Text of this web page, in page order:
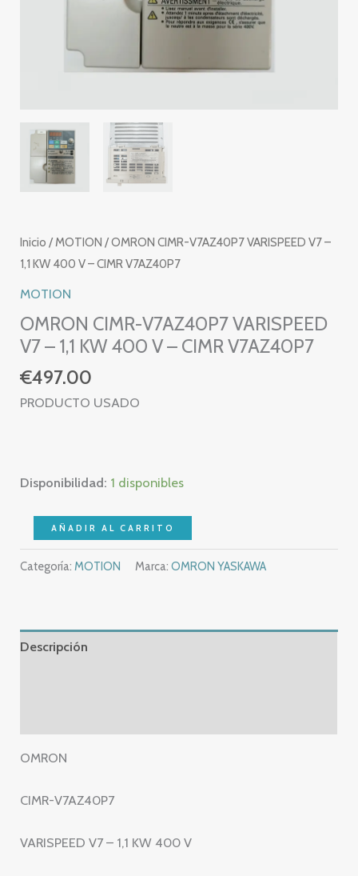
Inicio /MOTION / OMRON CIMR-V7AZ40P7 VARISPEED V7 –
1,1 KW 400 V – CIMR V7AZ40P7
MOTION
OMRON CIMR-V7AZ40P7 VARISPEED
V7 – 1,1 KW 400 V – CIMR V7AZ40P7
€497.00
PRODUCTO USADO
Disponibilidad: 1 disponibles
OMRON
CIMR-
V7AZ40P7
–
1,1
CIMR
cantidad
AÑADIR AL CARRITO
Categoría:MOTION Marca:OMRON YASKAWA
Descripción
OMRON
CIMR-V7AZ40P7
VARISPEED V7 – 1,1 KW 400 V